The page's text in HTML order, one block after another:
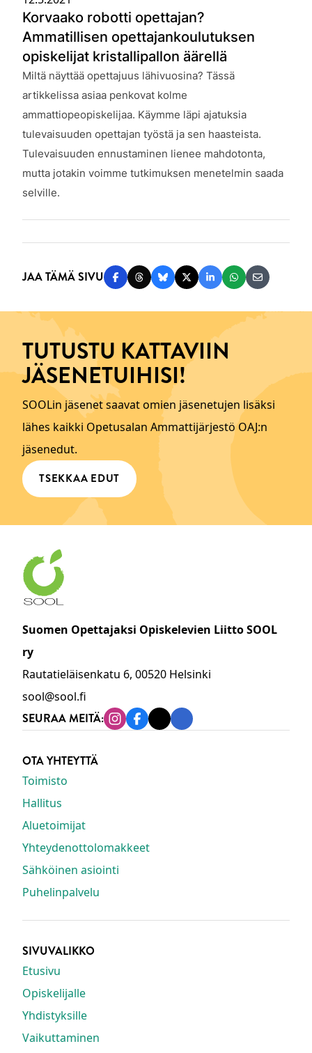
Korvaako robotti opettajan?
Ammatillisen opettajankoulutuksen
opiskelijat kristallipallon äärellä
Julkaistu:
Miltä näyttää opettajuus lähivuosina? Tässä
artikkelissa asiaa penkovat kolme
ammattiopeopiskelijaa. Käymme läpi ajatuksia
tulevaisuuden opettajan työstä ja sen haasteista.
Tulevaisuuden ennustaminen lienee mahdotonta,
mutta jotakin voimme tutkimuksen menetelmin saada
selville.
JAA TÄMÄ SIVU Jaa Facebookissa
Jaa Threadsissa
Jaa Blueskyssä
Jaa Twitterissä
Jaa LinkedInissä
Jaa Jaa
TUTUSTU KATTAVIIN
JÄSENETUIHISI!
SOOLin jäsenet saavat omien jäsenetujen lisäksi
lähes kaikki Opetusalan Ammattijärjestö OAJ:n
jäsenedut.
TSEKKAA EDUT
Suomen Opettajaksi Opiskelevien Liitto SOOL
ry
Rautatieläisenkatu 6, 00520 Helsinki
sool@sool.fi
SEURAA MEITÄ: Instagram
Facebook
TiktokLinkedin
OTA YHTEYTTÄ
Toimisto
Hallitus
Aluetoimijat
Yhteydenottolomakkeet
Sähköinen asiointi
Puhelinpalvelu
SIVUVALIKKO
Etusivu
Opiskelijalle
Yhdistyksille
Vaikuttaminen